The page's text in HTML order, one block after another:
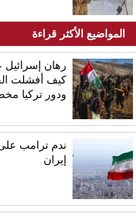
المواضيع الأكثر قراءة
رهان إسرائيل
كيف أفشلت
ودور تركيا
ندم ترامب
إيران